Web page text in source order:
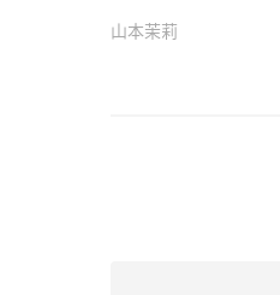
山本茉莉